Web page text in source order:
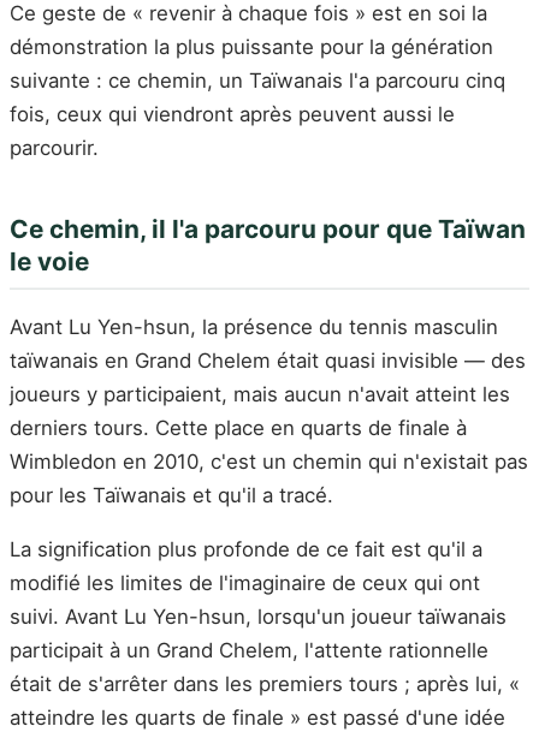
Ce geste de « revenir à chaque fois » est en soi la
démonstration la plus puissante pour la génération
suivante : ce chemin, un Taïwanais l'a parcouru cinq
fois, ceux qui viendront après peuvent aussi le
parcourir.
Ce chemin, il l'a parcouru pour que Taïwan
le voie
Avant Lu Yen-hsun, la présence du tennis masculin
taïwanais en Grand Chelem était quasi invisible — des
joueurs y participaient, mais aucun n'avait atteint les
derniers tours. Cette place en quarts de finale à
Wimbledon en 2010, c'est un chemin qui n'existait pas
pour les Taïwanais et qu'il a tracé.
La signification plus profonde de ce fait est qu'il a
modifié les limites de l'imaginaire de ceux qui ont
suivi. Avant Lu Yen-hsun, lorsqu'un joueur taïwanais
participait à un Grand Chelem, l'attente rationnelle
était de s'arrêter dans les premiers tours ; après lui, «
atteindre les quarts de finale » est passé d'une idée